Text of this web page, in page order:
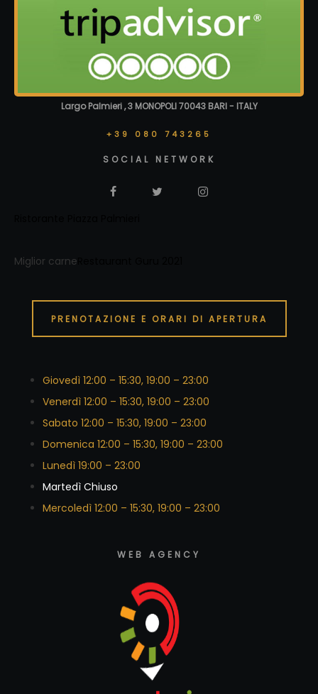
Largo Palmieri , 3 MONOPOLI 70043 BARI - ITALY
+39 080 743265
SOCIAL NETWORK
Miglior carne
PRENOTAZIONE E ORARI DI APERTURA
Giovedì 12:00 – 15:30, 19:00 – 23:00
Venerdì 12:00 – 15:30, 19:00 – 23:00
Sabato 12:00 – 15:30, 19:00 – 23:00
Domenica 12:00 – 15:30, 19:00 – 23:00
Lunedì 19:00 – 23:00
Martedì Chiuso
Mercoledì 12:00 – 15:30, 19:00 – 23:00
WEB AGENCY